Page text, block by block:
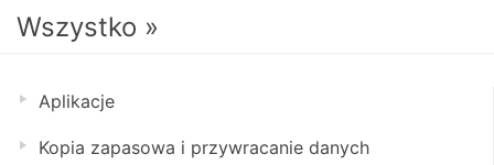
Wszystko »
Aplikacje
Kopia zapasowa i przywracanie danych